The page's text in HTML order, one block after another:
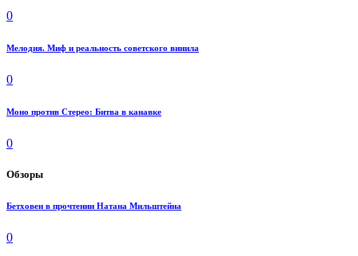
0
Мелодия. Миф и реальность советского винила
0
Моно против Стерео: Битва в канавке
0
Обзоры
Бетховен в прочтении Натана Мильштейна
0